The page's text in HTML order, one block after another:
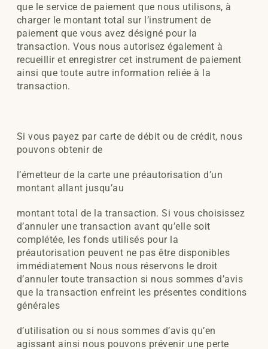
que le service de paiement que nous utilisons, à
charger le montant total sur l’instrument de
paiement que vous avez désigné pour la
transaction. Vous nous autorisez également à
recueillir et enregistrer cet instrument de paiement
ainsi que toute autre information reliée à la
transaction.
Si vous payez par carte de débit ou de crédit, nous
pouvons obtenir de
l’émetteur de la carte une préautorisation d’un
montant allant jusqu’au
montant total de la transaction. Si vous choisissez
d’annuler une transaction avant qu’elle soit
complétée, les fonds utilisés pour la
préautorisation peuvent ne pas être disponibles
immédiatement Nous nous réservons le droit
d’annuler toute transaction si nous sommes d’avis
que la transaction enfreint les présentes conditions
générales
d’utilisation ou si nous sommes d’avis qu’en
agissant ainsi nous pouvons prévenir une perte